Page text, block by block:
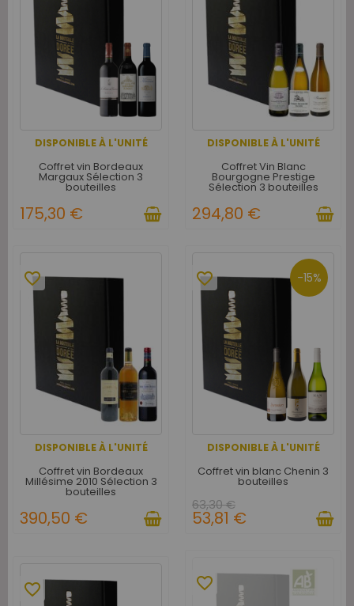
DISPONIBLE À L'UNITÉ
Coffret vin Bordeaux
Margaux Sélection 3
bouteilles
175,30 €
DISPONIBLE À L'UNITÉ
Coffret Vin Blanc
Bourgogne Prestige
Sélection 3 bouteilles
294,80 €
DISPONIBLE À L'UNITÉ
favorite_border
Coffret vin Bordeaux
Millésime 2010 Sélection 3
bouteilles
390,50 €
-15%
DISPONIBLE À L'UNITÉ
favorite_border
Coffret vin blanc Chenin 3
bouteilles
63,30 €
53,81 €
favorite_border favorite_border